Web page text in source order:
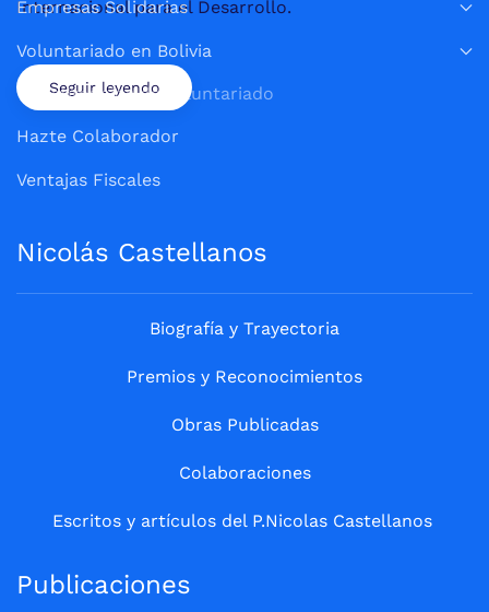
Internacional para el Desarrollo.
Seguir leyendo
Empresas Solidarias
Voluntariado en Bolivia
Testimonios de Voluntariado
Hazte Colaborador
Ventajas Fiscales
Nicolás Castellanos
Biografía y Trayectoria
Premios y Reconocimientos
Obras Publicadas
Colaboraciones
Escritos y artículos del P.Nicolas Castellanos
Publicaciones